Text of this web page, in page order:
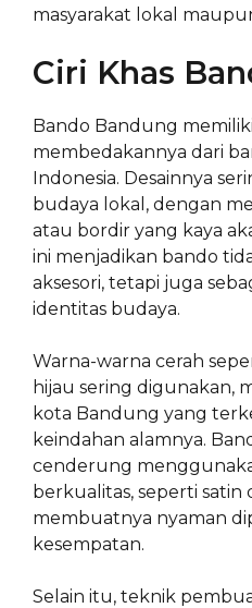
masyarakat lokal
Ciri Khas
Bando Bandung
membedakannya dari
Indonesia. Desainnya
budaya lokal, dengan
atau bordir yang kaya
ini menjadikan bando
aksesori, tetapi juga
identitas budaya.
Warna-warna cerah
hijau sering digunakan,
kota Bandung yang
keindahan alamnya.
cenderung
berkualitas, seperti satin
membuatnya nyaman
kesempatan.
Selain itu, teknik